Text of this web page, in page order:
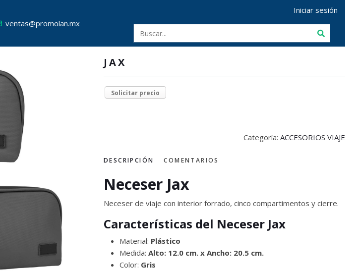
ventas@promolan.mx
Iniciar sesión
JAX
Solicitar precio
Categoría: ACCESORIOS VIAJE
DESCRIPCIÓN COMENTARIOS
Neceser Jax
Neceser de viaje con interior forrado, cinco compartimentos y cierre.
Características del Neceser Jax
Material: Plástico
Medida: Alto: 12.0 cm. x Ancho: 20.5 cm.
Color: Gris